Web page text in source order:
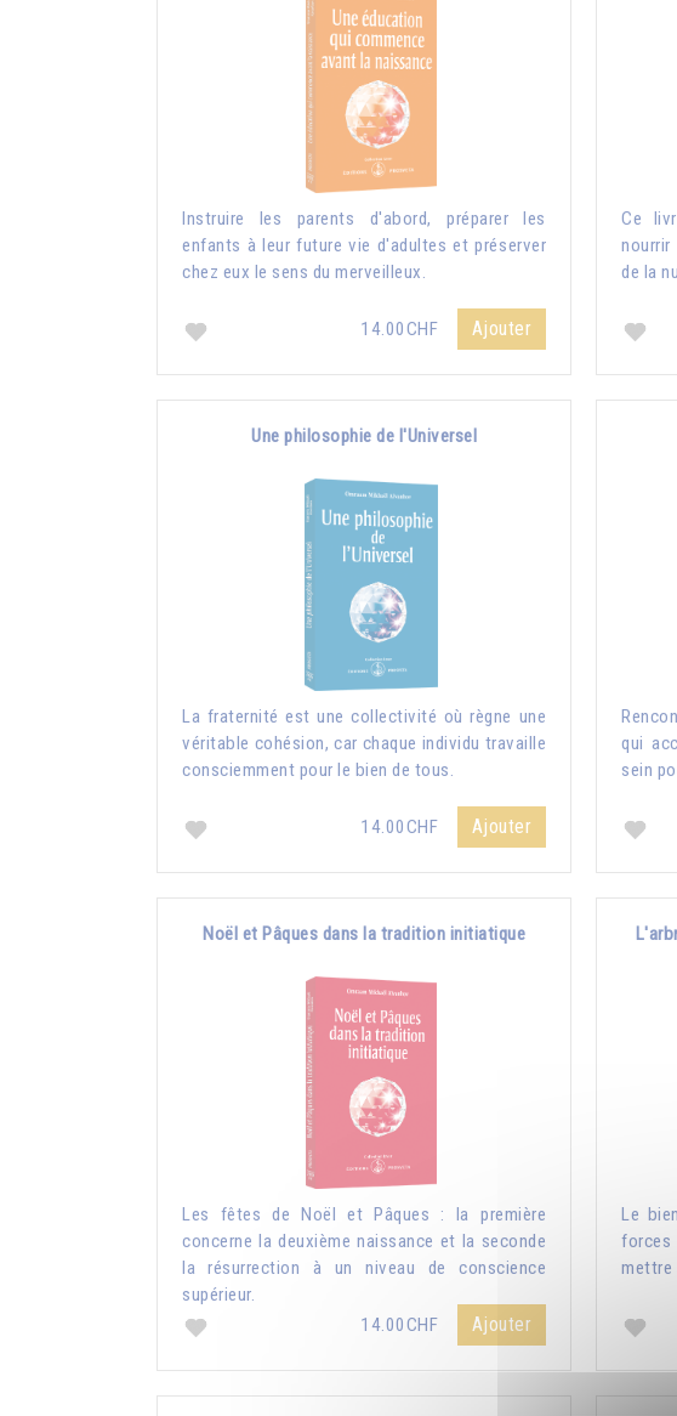
Instruire les parents d'abord, préparer les
enfants à leur future vie d'adultes et préserver
chez eux le sens du merveilleux.
14.00CHF Ajouter
Ce
de la
Une philosophie de l'Universel
La fraternité est une collectivité où règne une
véritable cohésion, car chaque individu travaille
consciemment pour le bien de tous.
14.00CHF Ajouter
qui
sein
Noël et Pâques dans la tradition initiatique
Les fêtes de Noël et Pâques : la première
concerne la deuxième naissance et la seconde
la résurrection à un niveau de conscience
supérieur.
14.00CHF
Ajouter
Le
mettre